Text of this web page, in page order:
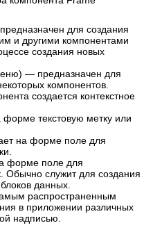
для создания
и другими компонентами
создания новых
— предназначен для
компонентов.
создается контекстное
текстовую метку или
на форме поле для
форме поле для
Обычно служит для создания
данных.
распространенным
в приложении различных
надписью.